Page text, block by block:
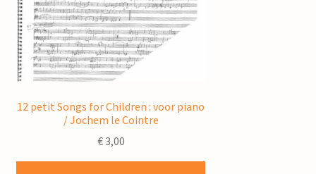
12 petit Songs for Children : voor piano
/ Jochem le Cointre
€3,00